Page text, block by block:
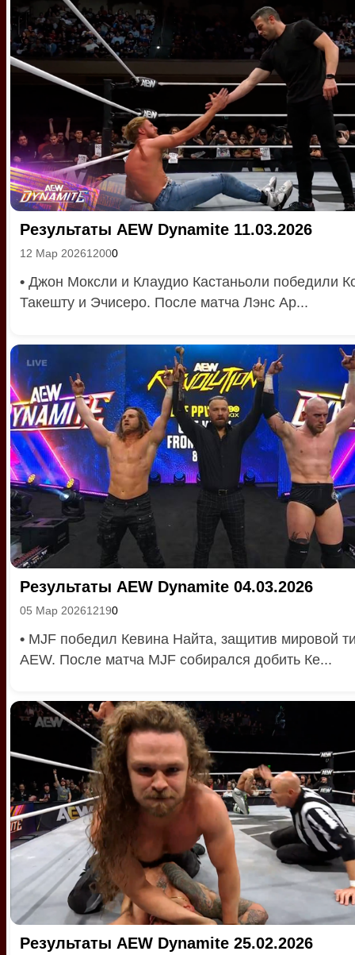
Результаты AEW Dynamite 11.03.2026
12 Мар 202612000
• Джон Моксли и Клаудио Кастаньоли победили
Такешту и Эчисеро. После матча Лэнс Ар...
Результаты AEW Dynamite 04.03.2026
05 Мар 202612190
• MJF победил Кевина Найта, защитив мировой
AEW. После матча MJF собирался добить Ке...
Результаты AEW Dynamite 25.02.2026